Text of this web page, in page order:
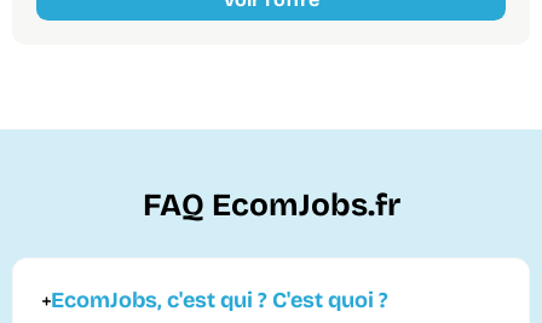
FAQ EcomJobs.fr
EcomJobs, c'est qui ? C'est quoi ?